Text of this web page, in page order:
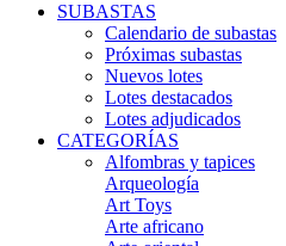
SUBASTAS
Calendario de subastas
Próximas subastas
Nuevos lotes
Lotes destacados
Lotes adjudicados
CATEGORÍAS
Alfombras y tapices
Arqueología
Art Toys
Arte africano